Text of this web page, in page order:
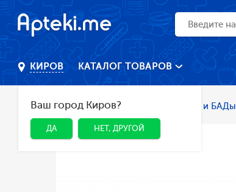
КИРОВ
Ваш город Киров?
ДА НЕТ, ДРУГОЙ
КАТАЛОГ ТОВАРОВ
Главная Каталог Лекарства и БАДы